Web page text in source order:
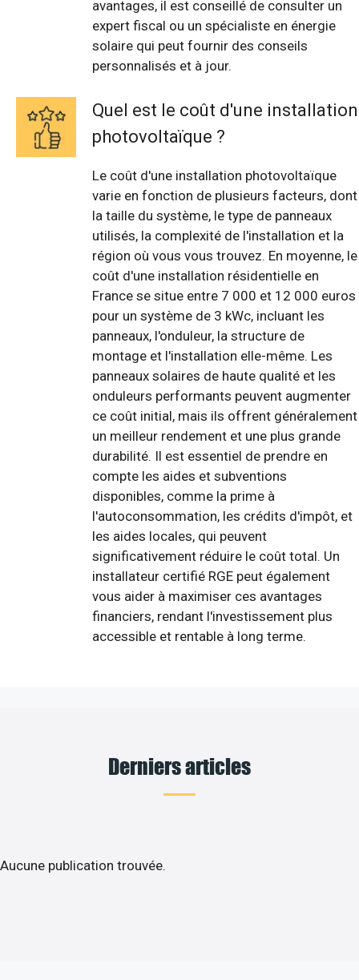
avantages, il est conseillé de consulter un
expert fiscal ou un spécialiste en énergie
solaire qui peut fournir des conseils
personnalisés et à jour.
Quel est le coût d'une installation
photovoltaïque ?
Le coût d'une installation photovoltaïque
varie en fonction de plusieurs facteurs, dont
la taille du système, le type de panneaux
utilisés, la complexité de l'installation et la
région où vous vous trouvez. En moyenne, le
coût d'une installation résidentielle en
France se situe entre 7 000 et 12 000 euros
pour un système de 3 kWc, incluant les
panneaux, l'onduleur, la structure de
montage et l'installation elle-même. Les
panneaux solaires de haute qualité et les
onduleurs performants peuvent augmenter
ce coût initial, mais ils offrent généralement
un meilleur rendement et une plus grande
durabilité. Il est essentiel de prendre en
compte les aides et subventions
disponibles, comme la prime à
l'autoconsommation, les crédits d'impôt, et
les aides locales, qui peuvent
significativement réduire le coût total. Un
installateur certifié RGE peut également
vous aider à maximiser ces avantages
financiers, rendant l'investissement plus
accessible et rentable à long terme.
Derniers articles
Aucune publication trouvée.